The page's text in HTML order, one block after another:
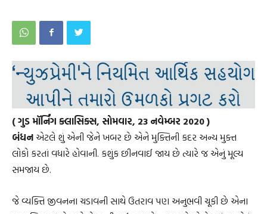
( ગુડ મૉર્નિંગ ક્લાસિક્સ, સોમવાર, 23 નવેમ્બર 2020 )
બંધન એટલે શું એની જેને ખબર છે એને મુક્તિની કદર અન્ય મુક્ત
લોકો કરતાં વધારે હોવાની. કશુંક છીનવાઈ જાય છે ત્યારે જ એનું મૂલ્ય
સમજાય છે.
જે વ્યક્તિ જીવનના ચડાવની સાથે ઉતરાવ પણ અનુભવી ચૂકી છે એના